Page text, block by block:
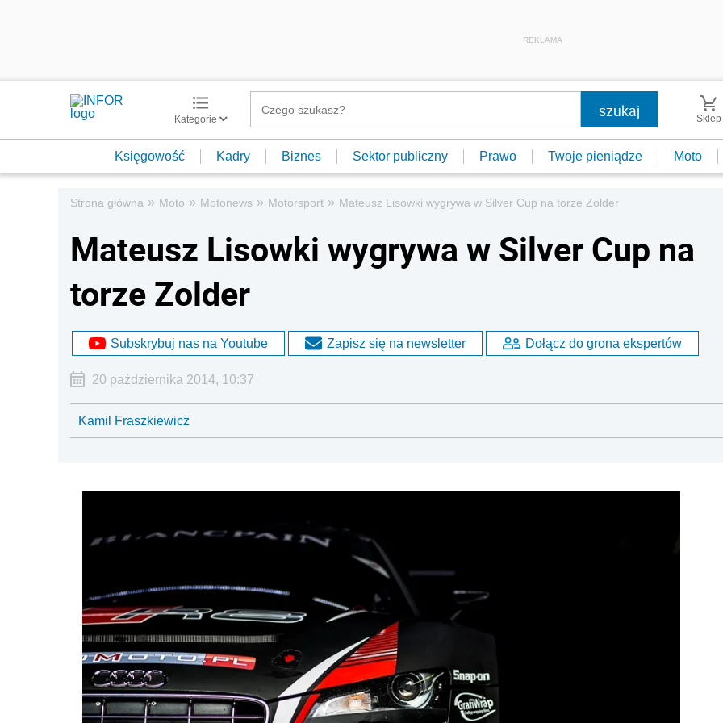
REKLAMA
Kategorie Sklep
Księgowość Kadry Biznes Sektor publiczny Prawo Twoje pieniądze Moto
Strona główna » Moto » Motonews » Motorsport » Mateusz Lisowki wygrywa w Silver Cup na torze Zolder
Mateusz Lisowki wygrywa w Silver Cup na
torze Zolder
Subskrybuj nas na Youtube Zapisz się na newsletter Dołącz do grona ekspertów
20 października 2014, 10:37
Kamil Fraszkiewicz